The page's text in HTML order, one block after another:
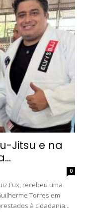
Jitsu e na
0
Fux, recebeu uma
Torres em
à cidadania...